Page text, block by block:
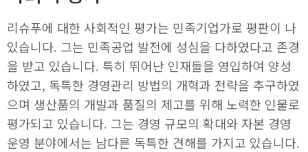
리슈푸에 대한 사회적인 평가는 민족기업가로 평판이 나
있습니다. 그는 민족공업 발전에 성심을 다하였다고 존경
을 받고 있습니다. 특히 뛰어난 인재들을 영입하여 양성
하였고, 독특한 경영관리 방법의 개혁과 전략을 추구하였
으며 생산품의 개발과 품질의 제고를 위해 노력한 인물로
평가되고 있습니다. 그는 경영 규모의 확대와 자본 경영
운영 분야에서는 남다른 독특한 견해를 가지고 있습니다.